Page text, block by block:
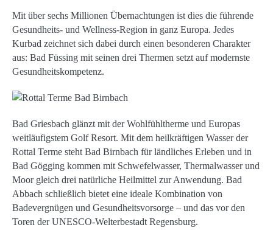
Mit über sechs Millionen Übernachtungen ist dies die führende
Gesundheits- und Wellness-Region in ganz Europa. Jedes
Kurbad zeichnet sich dabei durch einen besonderen Charakter
aus: Bad Füssing mit seinen drei Thermen setzt auf modernste
Gesundheitskompetenz.
Bad Griesbach glänzt mit der Wohlfühltherme und Europas
weitläufigstem Golf Resort. Mit dem heilkräftigen Wasser der
Rottal Terme steht Bad Birnbach für ländliches Erleben und in
Bad Gögging kommen mit Schwefelwasser, Thermalwasser und
Moor gleich drei natürliche Heilmittel zur Anwendung. Bad
Abbach schließlich bietet eine ideale Kombination von
Badevergnügen und Gesundheitsvorsorge – und das vor den
Toren der UNESCO-Welterbestadt Regensburg.